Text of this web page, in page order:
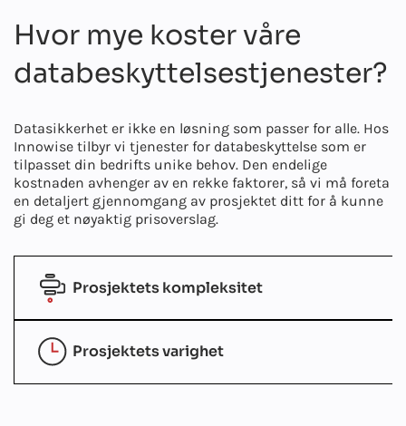
Hvor mye koster våre
databeskyttelsestjenester?
Datasikkerhet er ikke en løsning som passer for alle. Hos
Innowise tilbyr vi tjenester for databeskyttelse som er
tilpasset din bedrifts unike behov. Den endelige
kostnaden avhenger av en rekke faktorer, så vi må foreta
en detaljert gjennomgang av prosjektet ditt for å kunne
gi deg et nøyaktig prisoverslag.
Prosjektets kompleksitet
Prosjektets varighet